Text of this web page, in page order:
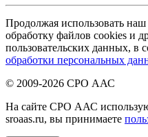
Продолжая использовать наш
обработку файлов cookies и
пользовательских данных, в
обработки персональных
© 2009-2026 СРО ААС
На сайте СРО ААС
sroaas.ru, вы принимаете